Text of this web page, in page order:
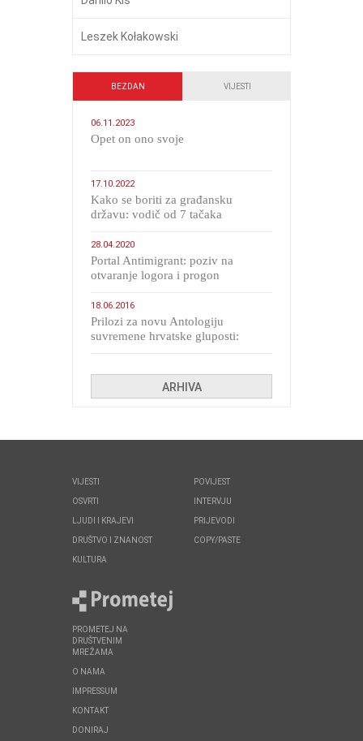
Leszek Kołakowski
BEZDAN VIJESTI
06.11.2023
​Opet on ono svoje
17.10.2022
Kako se boriti za građansku
državu: vodič od 7 tačaka
28.04.2020
Portal Antimigrant: poziv na
otvaranje logora i progon
18.06.2016
Prilozi za novu Antologiju
suvremene hrvatske gluposti:
ARHIVA
VIJESTI
OSVRTI
LJUDI I KRAJEVI
DRUŠTVO I ZNANOST
KULTURA
POVIJEST
INTERVJU
PRIJEVODI
COPY/PASTE
PROMETEJ NA
DRUŠTVENIM
MREŽAMA
O NAMA
IMPRESSUM
KONTAKT
DONIRAJ